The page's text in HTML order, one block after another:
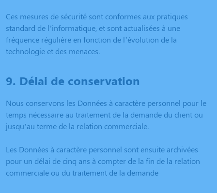
Ces mesures de sécurité sont conformes aux pratiques
standard de l’informatique, et sont actualisées à une
fréquence régulière en fonction de l’évolution de la
technologie et des menaces.
9. Délai de conservation
Nous conservons les Données à caractère personnel pour le
temps nécessaire au traitement de la demande du client ou
jusqu’au terme de la relation commerciale.
Les Données à caractère personnel sont ensuite archivées
pour un délai de cinq ans à compter de la fin de la relation
commerciale ou du traitement de la demande